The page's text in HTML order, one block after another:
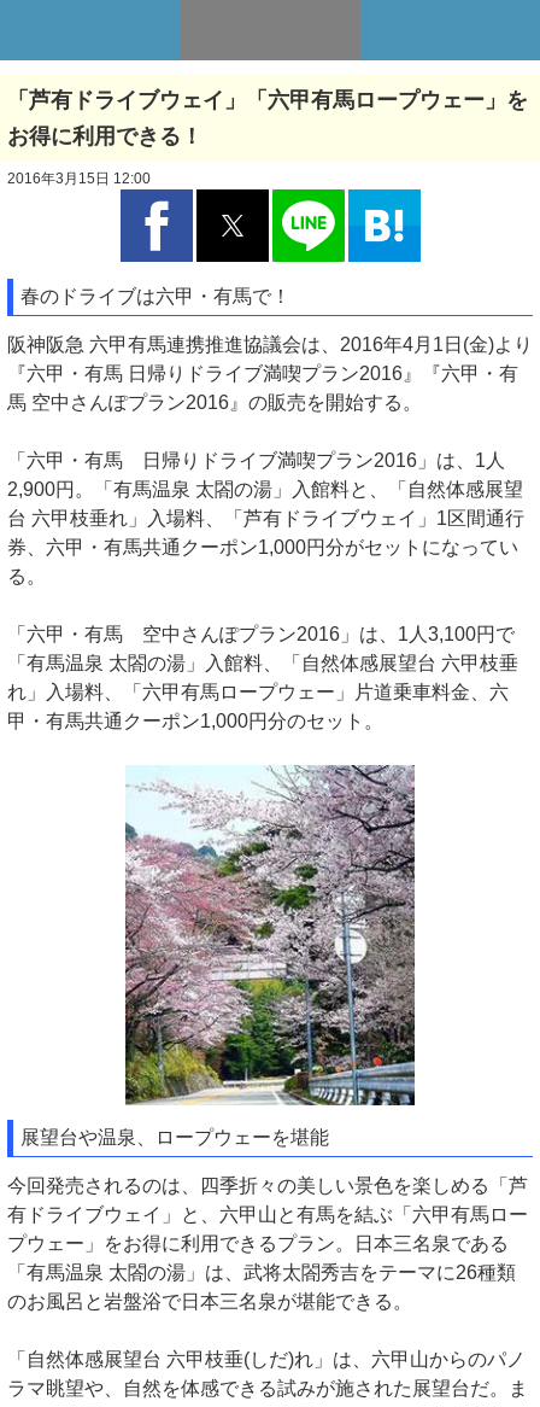
「芦有ドライブウェイ」「六甲有馬ロープウェー」を
お得に利用できる！
2016年3月15日 12:00
春のドライブは六甲・有馬で！
阪神阪急 六甲有馬連携推進協議会は、2016年4月1日(金)より
『六甲・有馬 日帰りドライブ満喫プラン2016』『六甲・有
馬 空中さんぽプラン2016』の販売を開始する。
「六甲・有馬 日帰りドライブ満喫プラン2016」は、1人
2,900円。「有馬温泉 太閤の湯」入館料と、「自然体感展望
台 六甲枝垂れ」入場料、「芦有ドライブウェイ」1区間通行
券、六甲・有馬共通クーポン1,000円分がセットになってい
る。
「六甲・有馬 空中さんぽプラン2016」は、1人3,100円で
「有馬温泉 太閤の湯」入館料、「自然体感展望台 六甲枝垂
れ」入場料、「六甲有馬ロープウェー」片道乗車料金、六
甲・有馬共通クーポン1,000円分のセット。
展望台や温泉、ロープウェーを堪能
今回発売されるのは、四季折々の美しい景色を楽しめる「芦
有ドライブウェイ」と、六甲山と有馬を結ぶ「六甲有馬ロー
プウェー」をお得に利用できるプラン。日本三名泉である
「有馬温泉 太閤の湯」は、武将太閤秀吉をテーマに26種類
のお風呂と岩盤浴で日本三名泉が堪能できる。
「自然体感展望台 六甲枝垂(しだ)れ」は、六甲山からのパノ
ラマ眺望や、自然を体感できる試みが施された展望台だ。ま